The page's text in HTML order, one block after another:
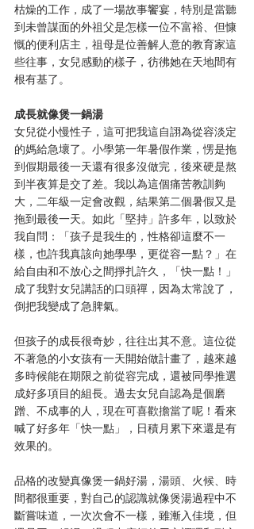
枯燥的工作，成了一場故事饗宴，特別是當聽
到未曾謀面的外祖父是怎樣一位不富裕、但慷
慨的便利店主，祖母是位善解人意的教育家這
些往事，女兒感動的樣子，彷彿她在天地間有
根有基了。
成長就像煲一鍋湯
女兒從小慢性子，這可把我這自詡為從容淡定
的媽給急壞了。小學第一年暑假作業，愣是拖
到假期最後一天還有很多沒做完，後來硬是熬
到半夜算是交了差。我以為這個痛苦教訓夠
大，二年級一定會改觀，結果第二個暑假又是
拖到最後一天。如此「堅持」許多年，以致於
我自問：「孩子是我生的，性格卻這麼不一
樣，也許我真該向她學學，更從容一點？」在
給自由和不放心之間掙扎許久，「快一點！」
成了我對女兒講話的口頭禪，因為太常說了，
倒把我變成了急脾氣。
但孩子的成長很奇妙，往往出其不意。這位從
不著急的小女孩有一天開始做計畫了，越來越
多時候能在期限之前從容完成，還被同學推選
成好多項目的組長。過去女兒自認為是個磨
蹭、不成事的人，現在可喜歡擔當了呢！看來
喊了好多年「快一點」，日積月累下來還是有
效果的。
品格的改變真像煲一鍋好湯，湯頭、火候、時
間都很重要，對自己的認識就像煲湯過程中不
斷嘗味道，一次次會不一樣，雖漸入佳境，但